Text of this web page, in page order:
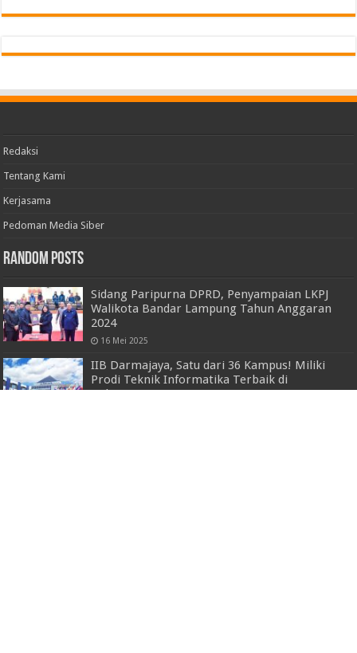
Redaksi
Tentang Kami
Kerjasama
Pedoman Media Siber
Random Posts
Sidang Paripurna DPRD, Penyampaian LKPJ
Walikota Bandar Lampung Tahun Anggaran
2024
16 Mei 2025
IIB Darmajaya, Satu dari 36 Kampus! Miliki
Prodi Teknik Informatika Terbaik di
Indonesia